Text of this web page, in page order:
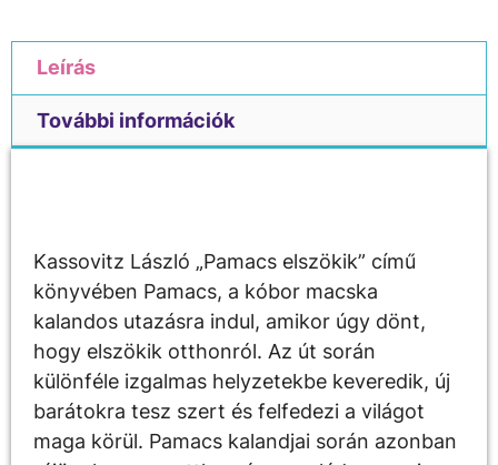
Leírás
További információk
Kassovitz László „Pamacs elszökik” című
könyvében Pamacs, a kóbor macska
kalandos utazásra indul, amikor úgy dönt,
hogy elszökik otthonról. Az út során
különféle izgalmas helyzetekbe keveredik, új
barátokra tesz szert és felfedezi a világot
maga körül. Pamacs kalandjai során azonban